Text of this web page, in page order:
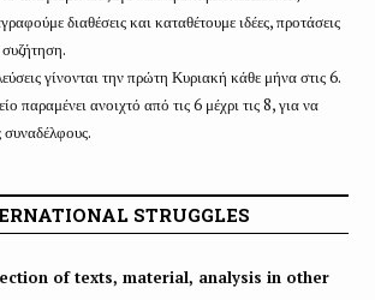
διαθέσεις και καταθέτουμε ιδέες, προτάσεις
γίνονται την πρώτη Κυριακή κάθε μήνα στις 6.
παραμένει ανοιχτό από τις 6 μέχρι τις 8, για να
συναδέλφους.
STRUGGLES
of texts, material, analysis in other